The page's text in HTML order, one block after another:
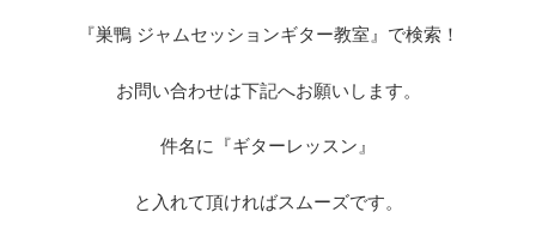
『巣鴨 ジャムセッションギター教室』で検索！
お問い合わせは下記へお願いします。
件名に『ギターレッスン』
と入れて頂ければスムーズです。